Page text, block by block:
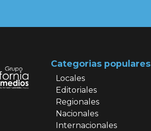
Categorias populares
Locales
Editoriales
Regionales
Nacionales
Internacionales